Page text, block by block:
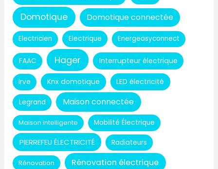
Domotique Domotique connectée
Electricien Electrique Energeasyconnect
FAAC Hager Interrupteur électrique
irve Knx domotique LED électricité
Legrand Maison connectée
Maison intelligente Mobilité Électrique
PIERREFEU ÉLECTRICITÉ Radiateurs
Rénovation Rénovation électrique